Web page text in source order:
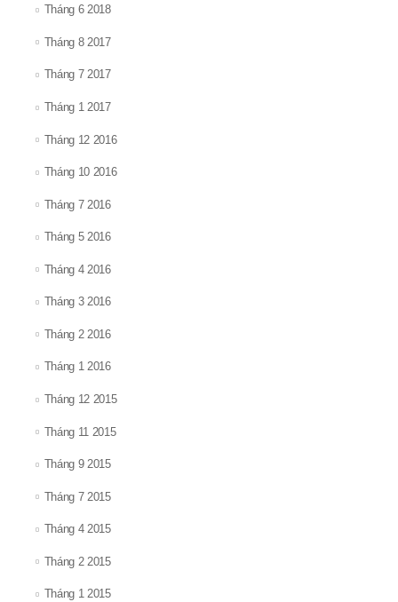
Tháng 6 2018
Tháng 8 2017
Tháng 7 2017
Tháng 1 2017
Tháng 12 2016
Tháng 10 2016
Tháng 7 2016
Tháng 5 2016
Tháng 4 2016
Tháng 3 2016
Tháng 2 2016
Tháng 1 2016
Tháng 12 2015
Tháng 11 2015
Tháng 9 2015
Tháng 7 2015
Tháng 4 2015
Tháng 2 2015
Tháng 1 2015